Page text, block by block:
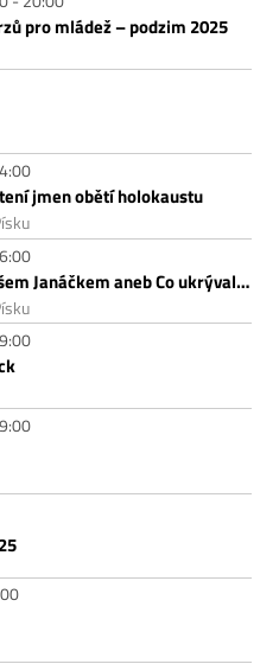
pro mládež – podzim 2025
jmen obětí holokaustu
U kulatého stolu s Leošem Janáčkem aneb Co ukrývala Mistrova tajemná truhla?